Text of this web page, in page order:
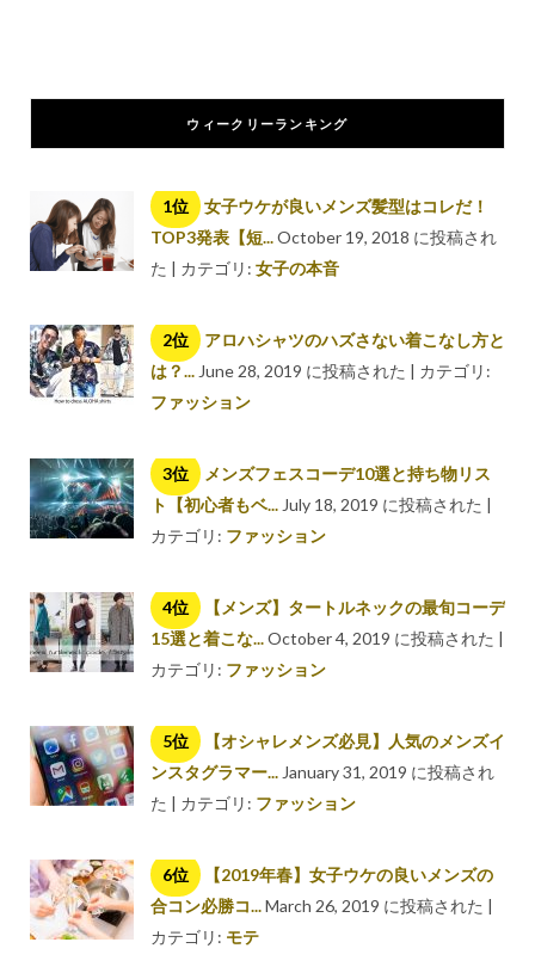
ウィークリーランキング
女子ウケが良いメンズ髪型はコレだ！
TOP3発表【短...October 19, 2018 に投稿され
た | カテゴリ: 女子の本音
アロハシャツのハズさない着こなし方と
は？... June 28, 2019 に投稿された | カテゴリ:
ファッション
メンズフェスコーデ10選と持ち物リス
ト【初心者もベ... July 18, 2019 に投稿された |
カテゴリ: ファッション
【メンズ】タートルネックの最旬コーデ
15選と着こな...October 4, 2019 に投稿された |
カテゴリ: ファッション
【オシャレメンズ必見】人気のメンズイ
ンスタグラマー... January 31, 2019 に投稿され
た | カテゴリ: ファッション
【2019年春】女子ウケの良いメンズの
合コン必勝コ...March 26, 2019 に投稿された |
カテゴリ: モテ